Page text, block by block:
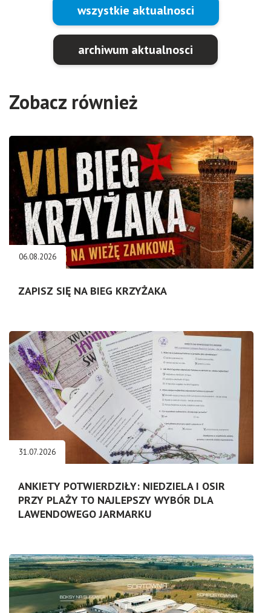
wszystkie aktualnosci
archiwum aktualnosci
Zobacz również
06.08.2026
ZAPISZ SIĘ NA BIEG KRZYŻAKA
31.07.2026
ANKIETY POTWIERDZIŁY: NIEDZIELA I OSIR
PRZY PLAŻY TO NAJLEPSZY WYBÓR DLA
LAWENDOWEGO JARMARKU